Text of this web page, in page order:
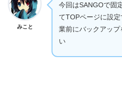
みこと
今回はSANGOで固
てTOPページに設
業前にバックアッ
い